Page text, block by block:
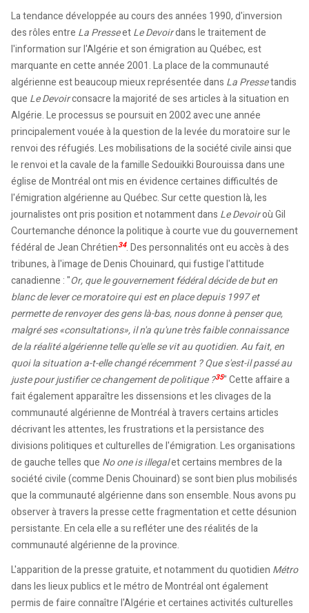
La tendance développée au cours des années 1990, d'inversion
des rôles entre La PresseetLe Devoirdans le traitement de
l'information sur l'Algérie et son émigration au Québec, est
marquante en cette année 2001. La place de la communauté
algérienne est beaucoup mieux représentée dans La Pressetandis
que Le Devoirconsacre la majorité de ses articles à la situation en
Algérie. Le processus se poursuit en 2002 avec une année
principalement vouée à la question de la levée du moratoire sur le
renvoi des réfugiés. Les mobilisations de la société civile ainsi que
le renvoi et la cavale de la famille Sedouikki Bourouissa dans une
église de Montréal ont mis en évidence certaines difficultés de
l'émigration algérienne au Québec. Sur cette question là, les
journalistes ont pris position et notamment dans Le Devoiroù Gil
Courtemanche dénonce la politique à courte vue du gouvernement
fédéral de Jean Chrétien34. Des personnalités ont eu accès à des
tribunes, à l'image de Denis Chouinard, qui fustige l'attitude
canadienne : "Or, que le gouvernement fédéral décide de but en
blanc de lever ce moratoire qui est en place depuis 1997 et
permette de renvoyer des gens là-bas, nous donne à penser que,
malgré ses «consultations», il n'a qu'une très faible connaissance
de la réalité algérienne telle qu'elle se vit au quotidien. Au fait, en
quoi la situation a-t-elle changé récemment ? Que s'est-il passé au
juste pour justifier ce changement de politique ?35" Cette affaire a
fait également apparaître les dissensions et les clivages de la
communauté algérienne de Montréal à travers certains articles
décrivant les attentes, les frustrations et la persistance des
divisions politiques et culturelles de l'émigration. Les organisations
de gauche telles que No one is illegalet certains membres de la
société civile (comme Denis Chouinard) se sont bien plus mobilisés
que la communauté algérienne dans son ensemble. Nous avons pu
observer à travers la presse cette fragmentation et cette désunion
persistante. En cela elle a su refléter une des réalités de la
communauté algérienne de la province.
L'apparition de la presse gratuite, et notamment du quotidien Métro
dans les lieux publics et le métro de Montréal ont également
permis de faire connaître l'Algérie et certaines activités culturelles